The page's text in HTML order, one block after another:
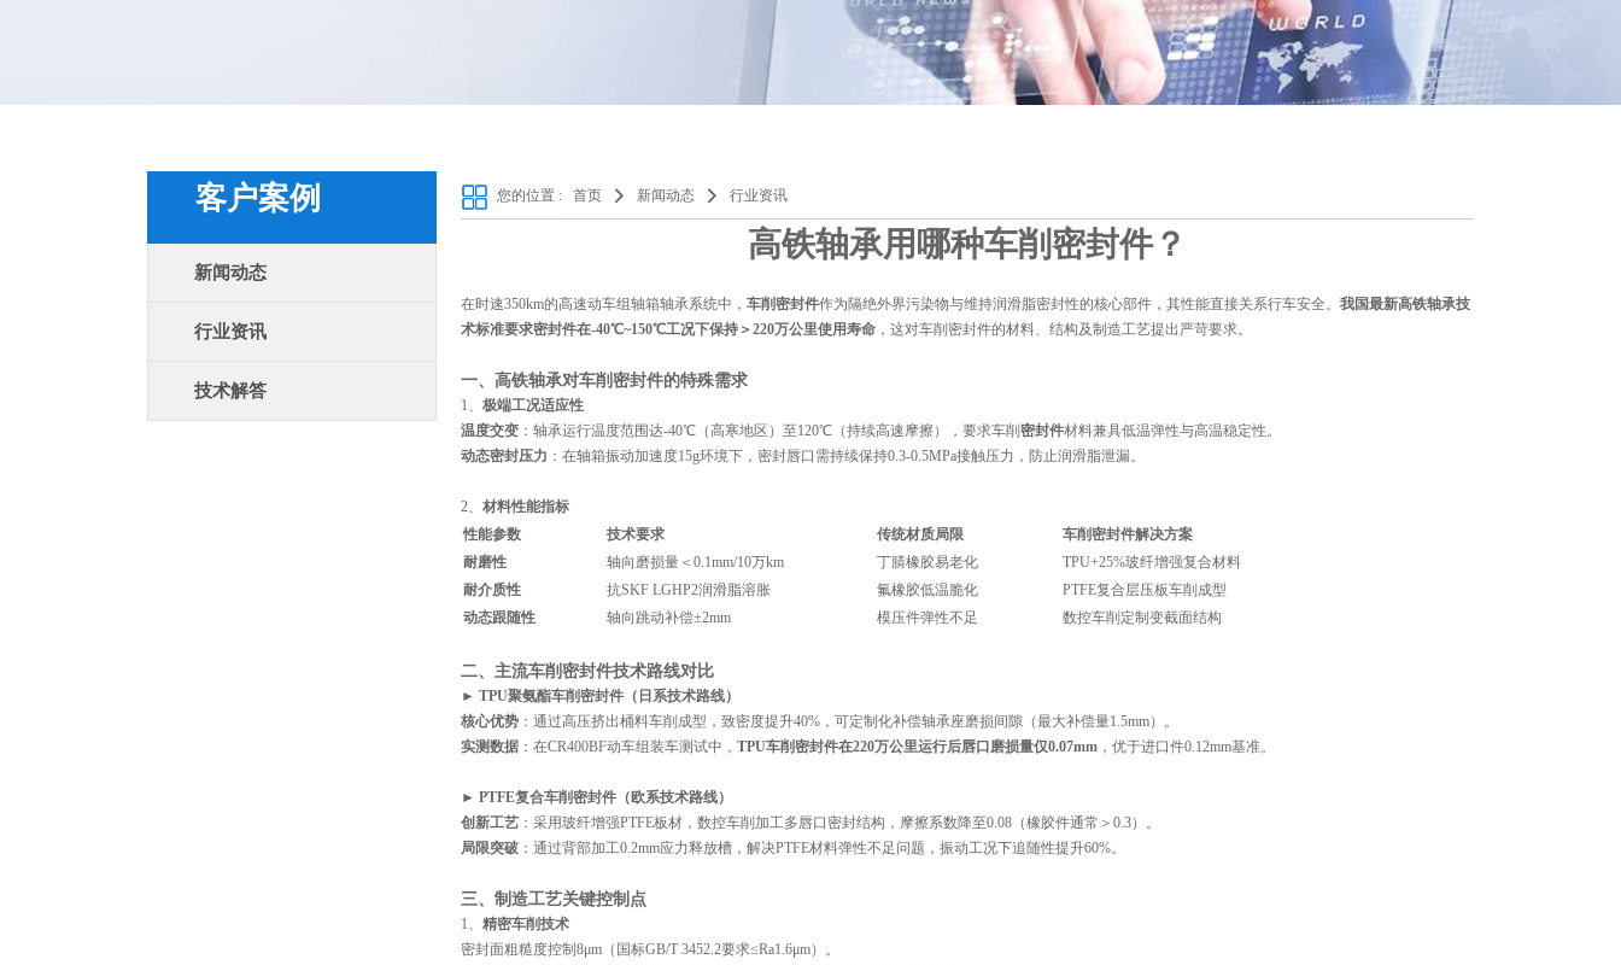
客户案例
新闻动态
行业资讯
技术解答
您的位置 : 首页 新闻动态 行业资讯
高铁轴承用哪种车削密封件？
在时速350km的高速动车组轴箱轴承系统中，‌ 车削密封件‌作为隔绝外界污染物与维持润滑脂密封性的核心部件，其性能直接关系行车安全。‌ 我国最新高铁轴承技
术标准要求密封件在-40℃~150℃工况下保持＞220万公里使用寿命 ‌，这对车削密封件的材料、结构及制造工艺提出严苛要求。
一、 高铁轴承对车削密封件的特殊需求
1、‌ 极端工况适应性
温度交变 ‌：轴承运行温度范围达-40℃（高寒地区）至120℃（持续高速摩擦），要求车削 密封件材料兼具低温弹性与高温稳定性。
动态密封压力 ‌：在轴箱振动加速度15g环境下，密封唇口需持续保持0.3-0.5MPa接触压力，防止润滑脂泄漏。
2、‌ 材料性能指标
性能参数
技术要求 传统材质局限 车削密封件解决方案
耐磨性
轴向磨损量＜0.1mm/10万km 丁腈橡胶易老化
TPU+25%玻纤增强复合材料
耐介质性
抗SKF LGHP2润滑脂溶胀 氟橡胶低温脆化
PTFE复合层压板车削成型
动态跟随性
轴向跳动补偿±2mm 模压件弹性不足 数控车削定制变截面结构
二、 主流车削密封件技术路线对比
► TPU聚氨酯车削密封件（日系技术路线）
核心优势 ‌：通过高压挤出桶料车削成型，致密度提升40%，可定制化补偿轴承座磨损间隙（最大补偿量1.5mm）。
实测数据 ‌：在CR400BF动车组装车测试中，‌ TPU车削密封件在220万公里运行后唇口磨损量仅0.07mm ‌，优于进口件0.12mm基准。
► PTFE复合车削密封件 （欧系技术路线）
创新工艺 ‌：采用玻纤增强PTFE板材，数控车削加工多唇口密封结构，摩擦系数降至0.08（橡胶件通常＞0.3）。
局限突破 ‌：通过背部加工0.2mm应力释放槽，解决PTFE材料弹性不足问题，振动工况下追随性提升60%。
三、 制造工艺关键控制点
1、‌ 精密车削技术
密封面粗糙度控制8μm（国标GB/T 3452.2要求≤Ra1.6μm）。